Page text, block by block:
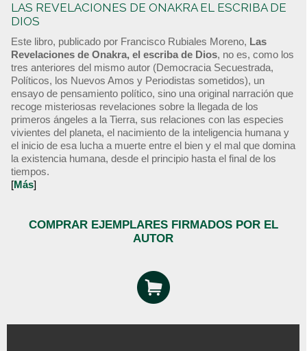
LAS REVELACIONES DE ONAKRA EL ESCRIBA DE
DIOS
Este libro, publicado por Francisco Rubiales Moreno, Las
Revelaciones de Onakra, el escriba de Dios, no es, como los
tres anteriores del mismo autor (Democracia Secuestrada,
Políticos, los Nuevos Amos y Periodistas sometidos), un
ensayo de pensamiento político, sino una original narración que
recoge misteriosas revelaciones sobre la llegada de los
primeros ángeles a la Tierra, sus relaciones con las especies
vivientes del planeta, el nacimiento de la inteligencia humana y
el inicio de esa lucha a muerte entre el bien y el mal que domina
la existencia humana, desde el principio hasta el final de los
tiempos.
[Más]
COMPRAR EJEMPLARES FIRMADOS POR EL
AUTOR